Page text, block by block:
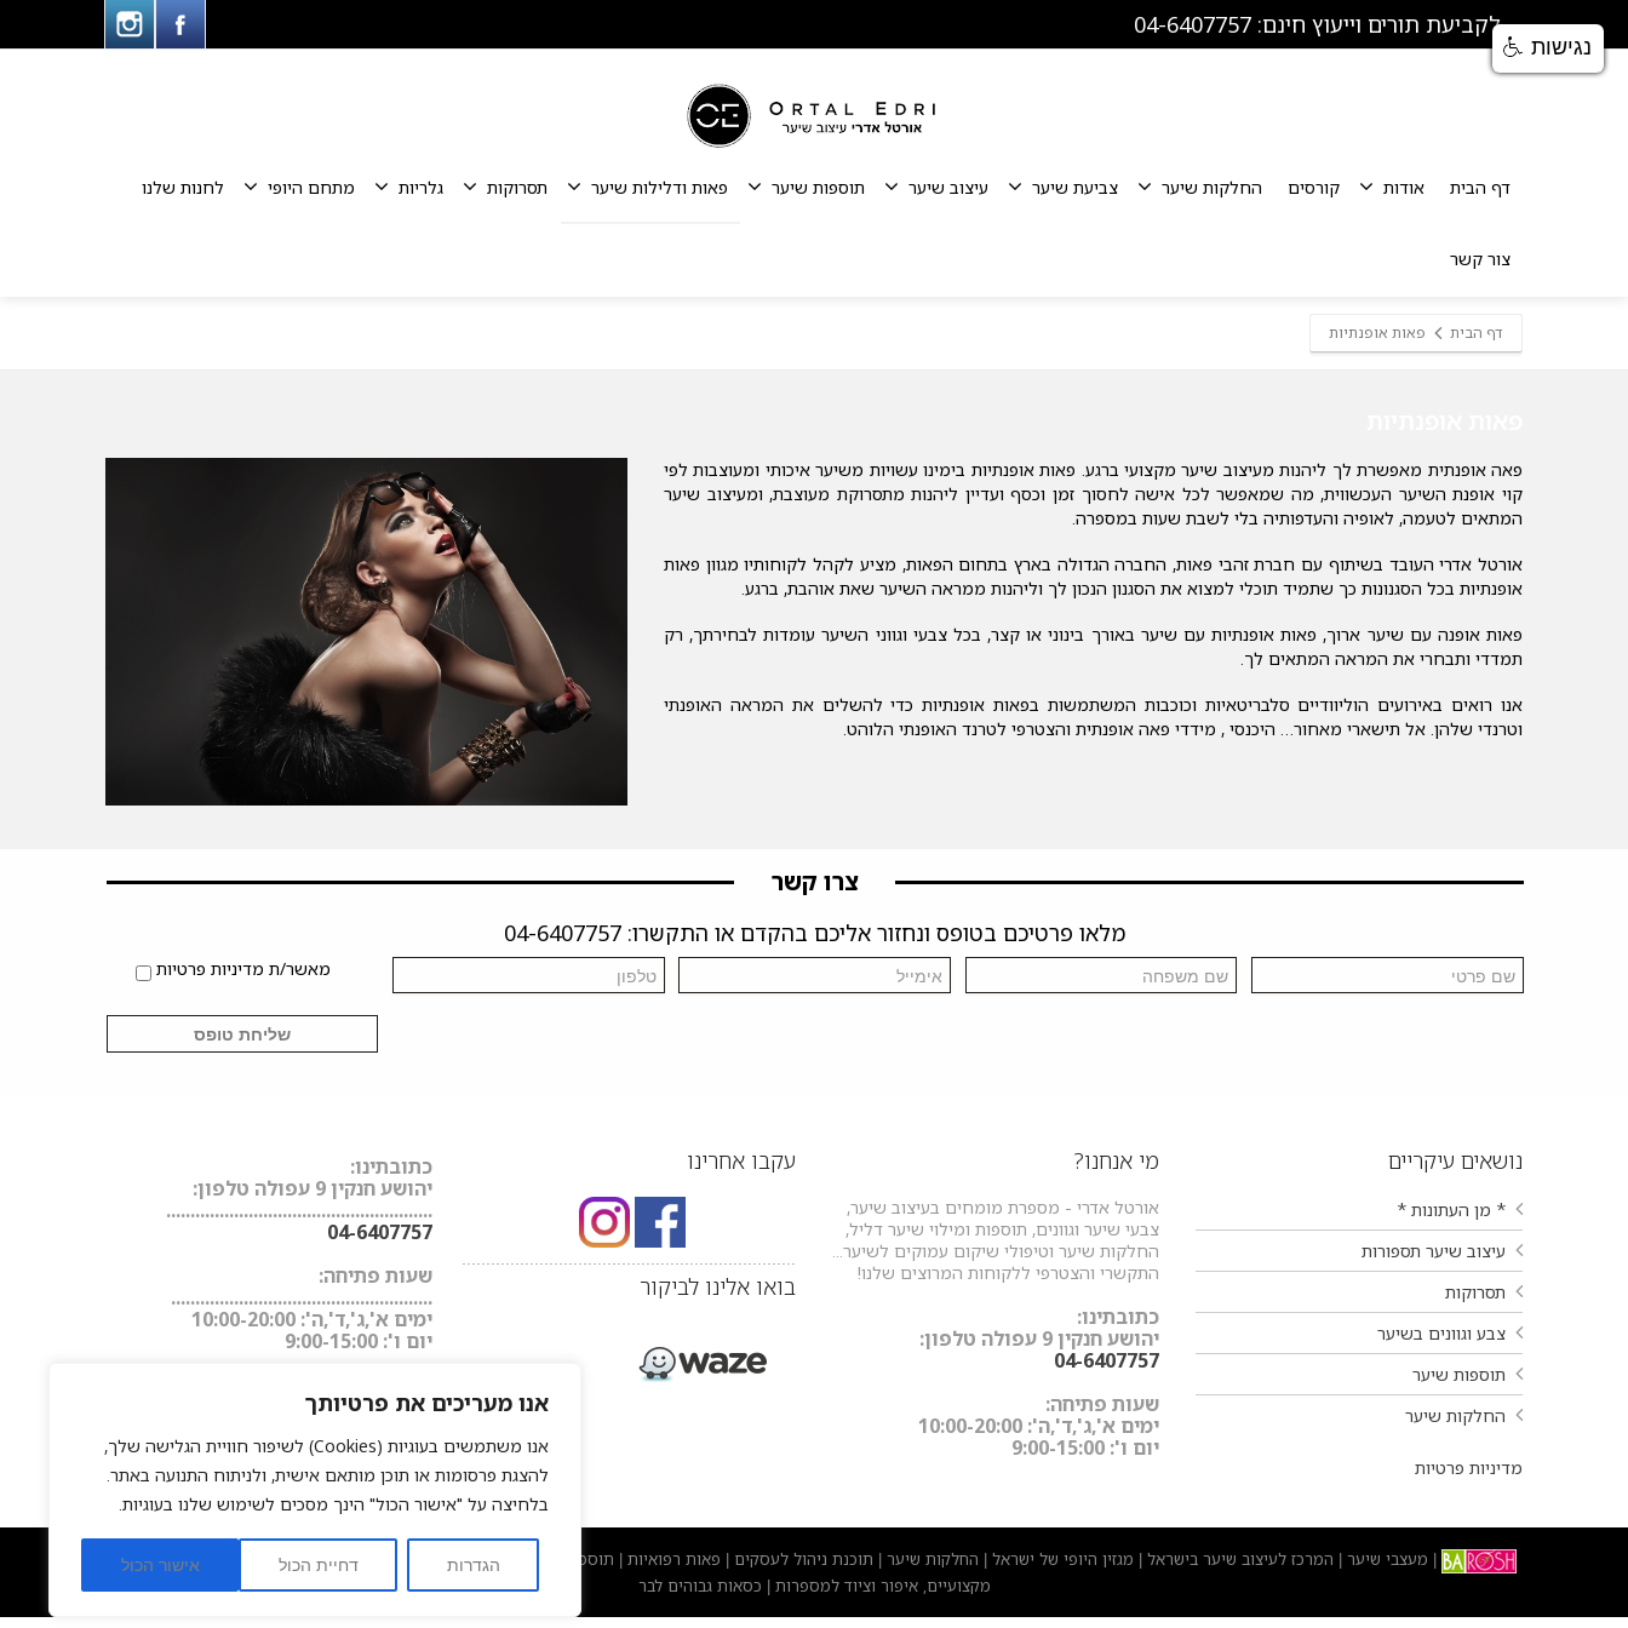
אנו מעריכים את פרטיותך
אנו משתמשים בעוגיות (Cookies) לשיפור חוויית הגלישה שלך,
להצגת פרסומות או תוכן מותאם אישית, ולניתוח התנועה באתר.
בלחיצה על "אישור הכול" הינך מסכים לשימוש שלנו בעוגיות.
הגדרות דחיית הכול אישור הכול
לקביעת תורים וייעוץ חינם: 04-6407757
דף הבית אודות קורסים החלקות שיער צביעת שיער עיצוב שיער תוספות שיער פאות ודלילות שיער תסרוקות גלריות מתחם היופי לחנות שלנו
צור קשר
פאות אופנתיות דף הבית
פאה אופנתית מאפשרת לך ליהנות מעיצוב שיער מקצועי ברגע. פאות אופנתיות בימינו עשויות משיער איכותי ומעוצבות לפי
קוי אופנת השיער העכשווית, מה שמאפשר לכל אישה לחסוך זמן וכסף ועדיין ליהנות מתסרוקת מעוצבת, ומעיצוב שיער
המתאים לטעמה, לאופיה והעדפותיה בלי לשבת שעות במספרה.
אורטל אדרי העובד בשיתוף עם חברת זהבי פאות, החברה הגדולה בארץ בתחום הפאות, מציע לקהל לקוחותיו מגוון פאות
אופנתיות בכל הסגנונות כך שתמיד תוכלי למצוא את הסגנון הנכון לך וליהנות ממראה השיער שאת אוהבת, ברגע.
פאות אופנה עם שיער ארוך, פאות אופנתיות עם שיער באורך בינוני או קצר, בכל צבעי וגווני השיער עומדות לבחירתך, רק
תמדדי ותבחרי את המראה המתאים לך.
אנו רואים באירועים הוליוודיים סלבריטאיות וכוכבות המשתמשות בפאות אופנתיות כדי להשלים את המראה האופנתי
וטרנדי שלהן. אל תישארי מאחור… היכנסי , מידדי פאה אופנתית והצטרפי לטרנד האופנתי הלוהט.
צרו קשר
מלאו פרטיכם בטופס ונחזור אליכם בהקדם או התקשרו: 04-6407757
מאשר/ת מדיניות פרטיות
כתובתינו:
יהושע חנקין 9 עפולה טלפון:
.......................................................
04-6407757
שעות פתיחה:
......................................................
ימים א',ג',ד',ה': 10:00-20:00
יום ו': 9:00-15:00
עקבו אחרינו
.....................................................................
בואו אלינו לביקור
מי אנחנו?
אורטל אדרי - מספרת מומחים בעיצוב שיער,
צבעי שיער וגוונים, תוספות ומילוי שיער דליל,
החלקות שיער וטיפולי שיקום עמוקים לשיער...
התקשרי והצטרפי ללקוחות המרוצים שלנו!
כתובתינו:
יהושע חנקין 9 עפולה טלפון:
04-6407757
שעות פתיחה:
ימים א',ג',ד',ה': 10:00-20:00
יום ו': 9:00-15:00
נושאים עיקריים
* מן העתונות *
עיצוב שיער תספורות
תסרוקות
צבע וגוונים בשיער
תוספות שיער
החלקות שיער
מדיניות פרטיות
מעצבי שיער המרכז לעיצוב שיער בישראל מגזין היופי של ישראל החלקות שיער תוכנת ניהול לעסקים פאות רפואיות תוספות שיער החלקה יפנית פאות משיער טבעי|חנות אונליין למוצרי שיער
מקצועיים, איפור וציוד למספרות
כסאות גבוהים לבר
נגישות